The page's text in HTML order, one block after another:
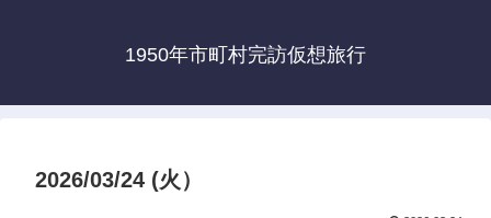
1950年市町村完訪仮想旅行
2026/03/24 (火）